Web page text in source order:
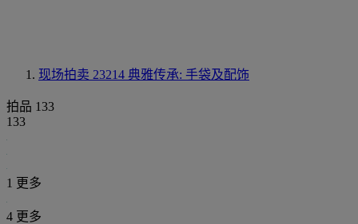
现场拍卖 23214 典雅传承: 手袋及配饰
拍品 133
133
1 更多
4 更多